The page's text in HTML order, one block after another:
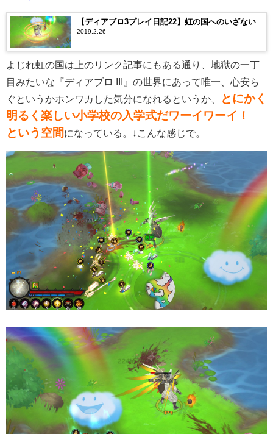
【ディアブロ3プレイ日記22】虹の国へのいざない
2019.2.26
よじれ虹の国は上のリンク記事にもある通り、地獄の一丁
目みたいな『ディアブロ III』の世界にあって唯一、心安ら
ぐというかホンワカした気分になれるというか、
とにかく
明るく楽しい小学校の入学式だワーイワーイ！
という空間になっている。↓こんな感じで。